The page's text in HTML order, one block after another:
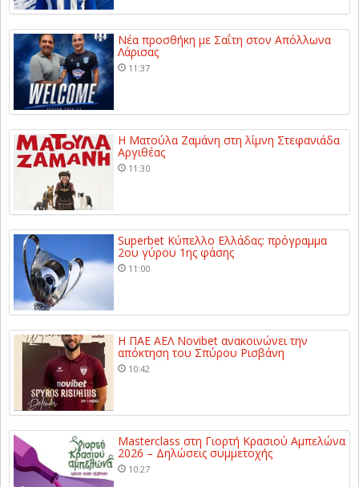
Νέα προσθήκη με Σαΐτη στον Απόλλωνα
Λάρισας
11:37
Η Ματούλα Ζαμάνη στη λίμνη Στεφανιάδα
Αργιθέας
11:30
Superbet Κύπελλο Ελλάδας: πρόγραμμα
2ου γύρου 1ης φάσης
11:00
Η ΠΑΕ ΑΕΛ Novibet ανακοινώνει την
απόκτηση του Σπύρου Ρισβάνη
10:42
Masterclass στη Γιορτή Κρασιού Αμπελώνα
2026 – Δηλώσεις συμμετοχής
10:27